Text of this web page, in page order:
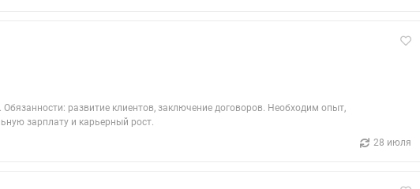
развитие клиентов, заключение договоров. Необходим опыт,
зарплату и карьерный рост.
28 июля